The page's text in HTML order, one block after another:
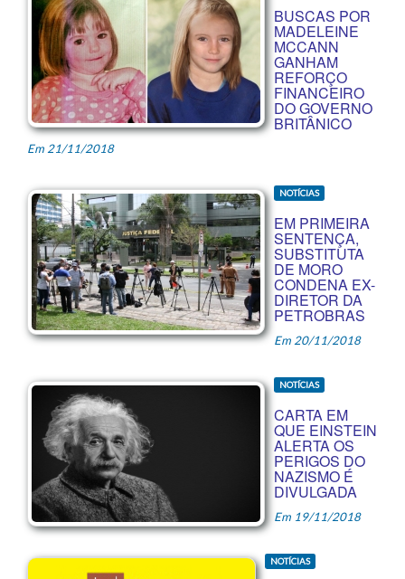
BUSCAS POR
MADELEINE
MCCANN
GANHAM
REFORÇO
FINANCEIRO
DO GOVERNO
BRITÂNICO
Em 21/11/2018
NOTÍCIAS
EM PRIMEIRA
SENTENÇA,
SUBSTITUTA
DE MORO
CONDENA EX-
DIRETOR DA
PETROBRAS
Em 20/11/2018
NOTÍCIAS
CARTA EM
QUE EINSTEIN
ALERTA OS
PERIGOS DO
NAZISMO É
DIVULGADA
Em 19/11/2018
NOTÍCIAS